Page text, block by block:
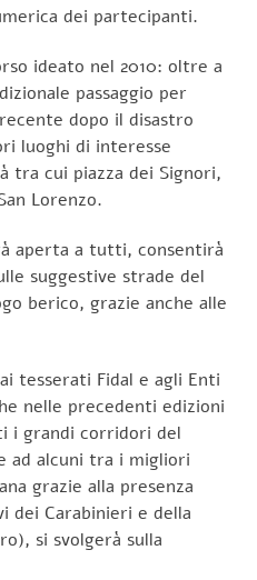
dei partecipanti.
ideato nel 2010: oltre a
passaggio per
dopo il disastro
luoghi di interesse
cui piazza dei Signori,
Lorenzo.
aperta a tutti, consentirà
suggestive strade del
berico, grazie anche alle
tesserati Fidal e agli Enti
nelle precedenti edizioni
i grandi corridori del
ad alcuni tra i migliori
grazie alla presenza
dei Carabinieri e della
si svolgerà sulla